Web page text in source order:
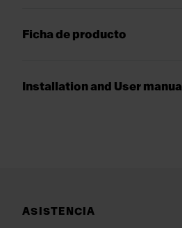
Ficha de producto
Installation and User manual
ASISTENCIA